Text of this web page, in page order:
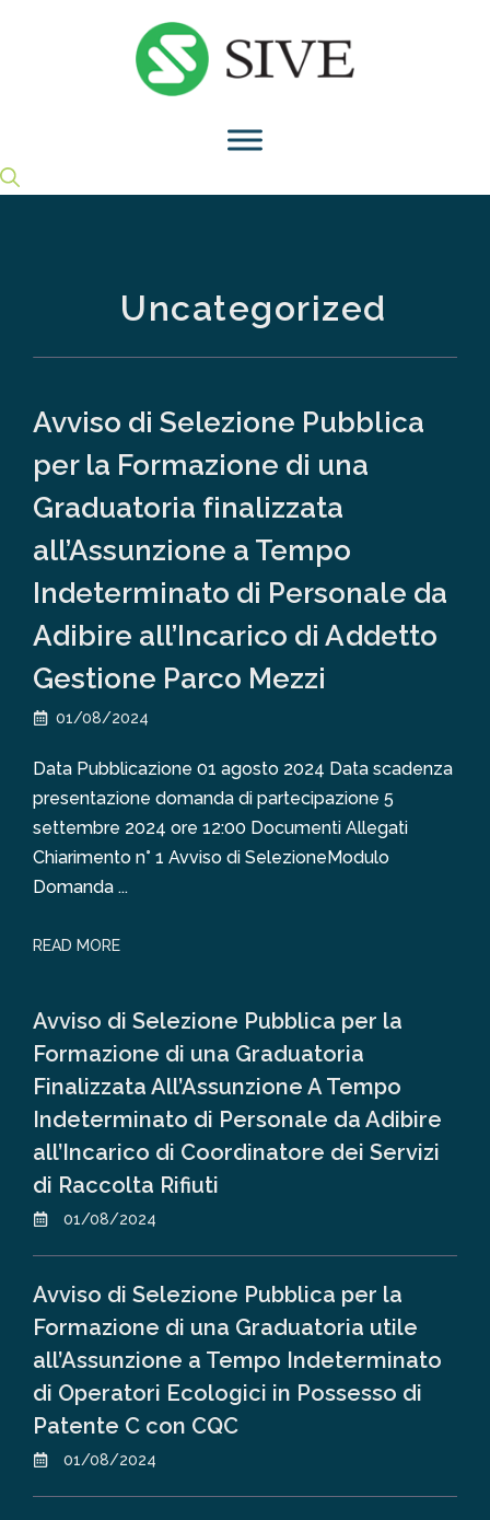
Uncategorized
Avviso di Selezione Pubblica
per la Formazione di una
Graduatoria finalizzata
all’Assunzione a Tempo
Indeterminato di Personale da
Adibire all’Incarico di Addetto
Gestione Parco Mezzi
01/08/2024
Data Pubblicazione 01 agosto 2024 Data scadenza
presentazione domanda di partecipazione 5
settembre 2024 ore 12:00 Documenti Allegati
Chiarimento n° 1 Avviso di SelezioneModulo
Domanda ...
READ MORE
Avviso di Selezione Pubblica per la
Formazione di una Graduatoria
Finalizzata All’Assunzione A Tempo
Indeterminato di Personale da Adibire
all’Incarico di Coordinatore dei Servizi
di Raccolta Rifiuti
01/08/2024
Avviso di Selezione Pubblica per la
Formazione di una Graduatoria utile
all’Assunzione a Tempo Indeterminato
di Operatori Ecologici in Possesso di
Patente C con CQC
01/08/2024